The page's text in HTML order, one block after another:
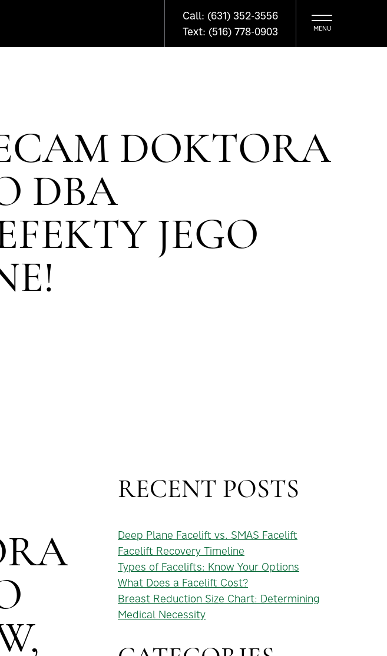
Call: (631) 352-3556
Text: (516) 778-0903
DOKTORA
DBA
JEGO
RECENT POSTS
Deep Plane Facelift vs. SMAS Facelift
Facelift Recovery Timeline
Types of Facelifts: Know Your Options
What Does a Facelift Cost?
Breast Reduction Size Chart: Determining
Medical Necessity